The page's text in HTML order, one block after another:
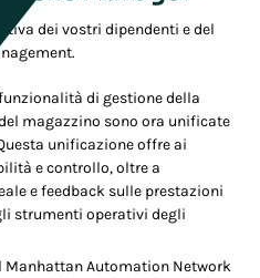
dei vostri dipendenti e del
funzionalità di gestione della
magazzino sono ora unificate
unificazione offre ai
e controllo, oltre a
e feedback sulle prestazioni
strumenti operativi degli
Manhattan Automation Network